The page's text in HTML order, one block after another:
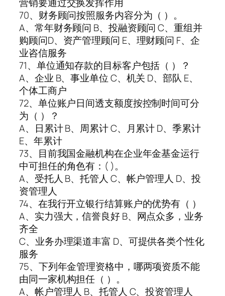
70、财务顾问按照服务内容分为（ ）。
A、常年财务顾问 B、投融资顾问 C、重组并
购顾问D、资产管理顾问 E、理财顾问 F、企
业咨信服务
71、单位通知存款的目标客户包括（ ）？
A、企业 B、事业单位 C、机关 D、部队 E、
个体工商户
72、单位账户日间透支额度按控制时间可分
为（ ）？
A、日累计 B、周累计 C、月累计 D、季累计
E、年累计
73、目前我国金融机构在企业年金基金运行
中可担任的角色有：( )。
A、受托人 B、托管人 C、帐户管理人 D、投
资管理人
74、在我行开立银行结算账户的优势有（ ）
A、实力强大，信誉良好 B、网点众多，业务
齐全
C、业务办理渠道丰富 D、可提供各类个性化
服务
75、下列年金管理资格中，哪两项资质不能
由同一家机构担任（ ）。
A、帐户管理人 B、托管人 C、投资管理人